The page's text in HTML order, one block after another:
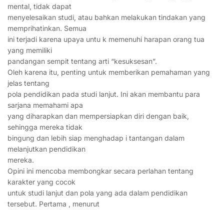
mental, tidak dapat
menyelesaikan studi, atau bahkan melakukan tindakan yang
memprihatinkan. Semua
ini terjadi karena upaya untu k memenuhi harapan orang tua
yang memiliki
pandangan sempit tentang arti “kesuksesan”.
Oleh karena itu, penting untuk memberikan pemahaman yang
jelas tentang
pola pendidikan pada studi lanjut. Ini akan membantu para
sarjana memahami apa
yang diharapkan dan mempersiapkan diri dengan baik,
sehingga mereka tidak
bingung dan lebih siap menghadap i tantangan dalam
melanjutkan pendidikan
mereka.
Opini ini mencoba membongkar secara perlahan tentang
karakter yang cocok
untuk studi lanjut dan pola yang ada dalam pendidikan
tersebut. Pertama , menurut